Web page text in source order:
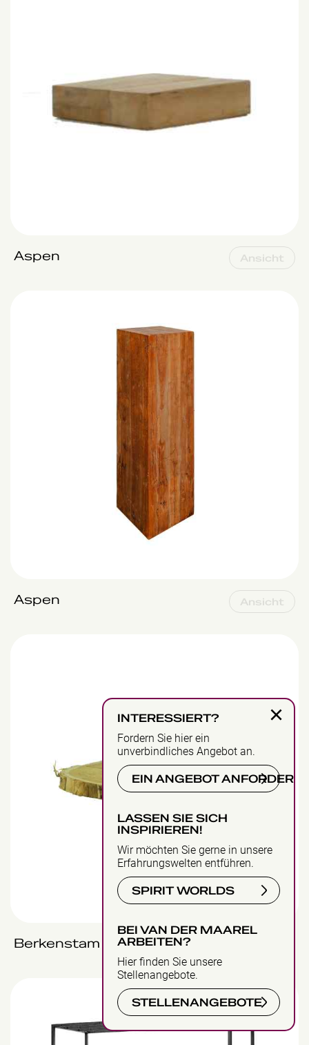
×
INTERESSIERT?
Fordern Sie hier ein
unverbindliches Angebot an.
EIN ANGEBOT ANFORDERN
LASSEN SIE SICH
INSPIRIEREN!
Wir möchten Sie gerne in unsere
Erfahrungswelten entführen.
SPIRIT WORLDS
BEI VAN DER MAAREL
ARBEITEN?
Hier finden Sie unsere
Stellenangebote.
STELLENANGEBOTE
Ansicht
Aspen
Ansicht
Aspen
Berkenstam